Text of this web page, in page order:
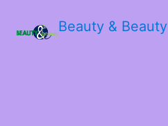
Beauty & Beauty